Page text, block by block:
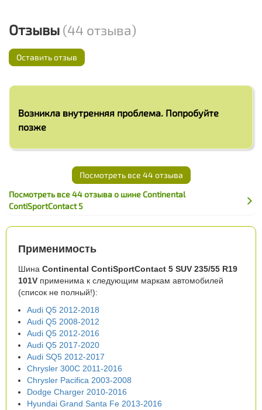
Отзывы (44 отзыва)
Оставить отзыв
Возникла внутренняя проблема. Попробуйте
позже
Посмотреть все 44 отзыва
Посмотреть все 44 отзыва о шине Continental
ContiSportContact 5
Применимость
Шина Continental ContiSportContact 5 SUV 235/55 R19
101V применима к следующим маркам автомобилей
(список не полный!):
Audi Q5 2012-2018
Audi Q5 2008-2012
Audi Q5 2012-2016
Audi Q5 2017-2020
Audi SQ5 2012-2017
Chrysler 300C 2011-2016
Chrysler Pacifica 2003-2008
Dodge Charger 2010-2016
Hyundai Grand Santa Fe 2013-2016